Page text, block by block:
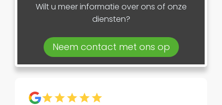
Wilt u meer informatie over ons of onze
diensten?
Neem contact met ons op